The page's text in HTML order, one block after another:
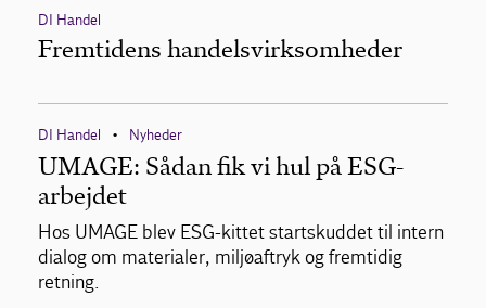
DI Handel
Fremtidens handelsvirksomheder
DI Handel • Nyheder
UMAGE: Sådan fik vi hul på ESG-
arbejdet
Hos UMAGE blev ESG-kittet startskuddet til intern
dialog om materialer, miljøaftryk og fremtidig
retning.